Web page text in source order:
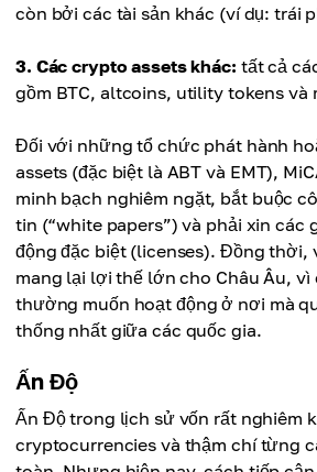
còn bởi các tài sản khác (ví dụ: trái
3. Các crypto assets khác: tất cả
gồm BTC, altcoins, utility tokens và
Đối với những tổ chức phát hành
assets (đặc biệt là ABT và EMT),
minh bạch nghiêm ngặt, bắt buộc
tin (“white papers”) và phải xin các
động đặc biệt (licenses). Đồng thời,
mang lại lợi thế lớn cho Châu Âu, vì
thường muốn hoạt động ở nơi mà
thống nhất giữa các quốc gia.
Ấn Độ
Ấn Độ trong lịch sử vốn rất nghiêm
cryptocurrencies và thậm chí từng